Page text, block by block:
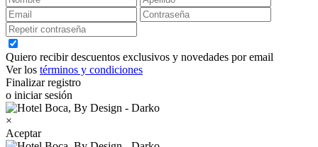
Quiero recibir descuentos exclusivos y novedades por email
Ver los términos y condiciones
Finalizar registro
o iniciar sesión
×
Aceptar